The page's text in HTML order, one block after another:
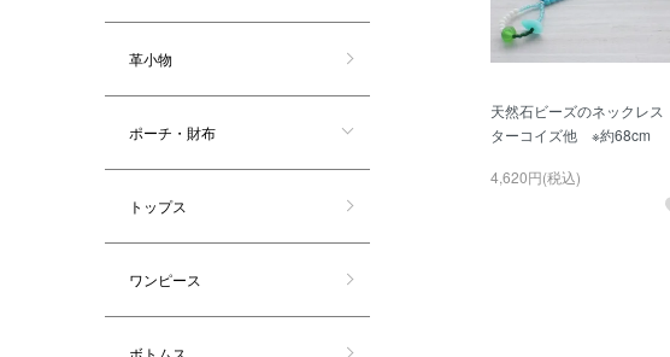
天然石ビーズのネックレス
ターコイズ他 ※約68cm
4,620円(税込)
革小物
ポーチ・財布
トップス
ワンピース
ボトムス